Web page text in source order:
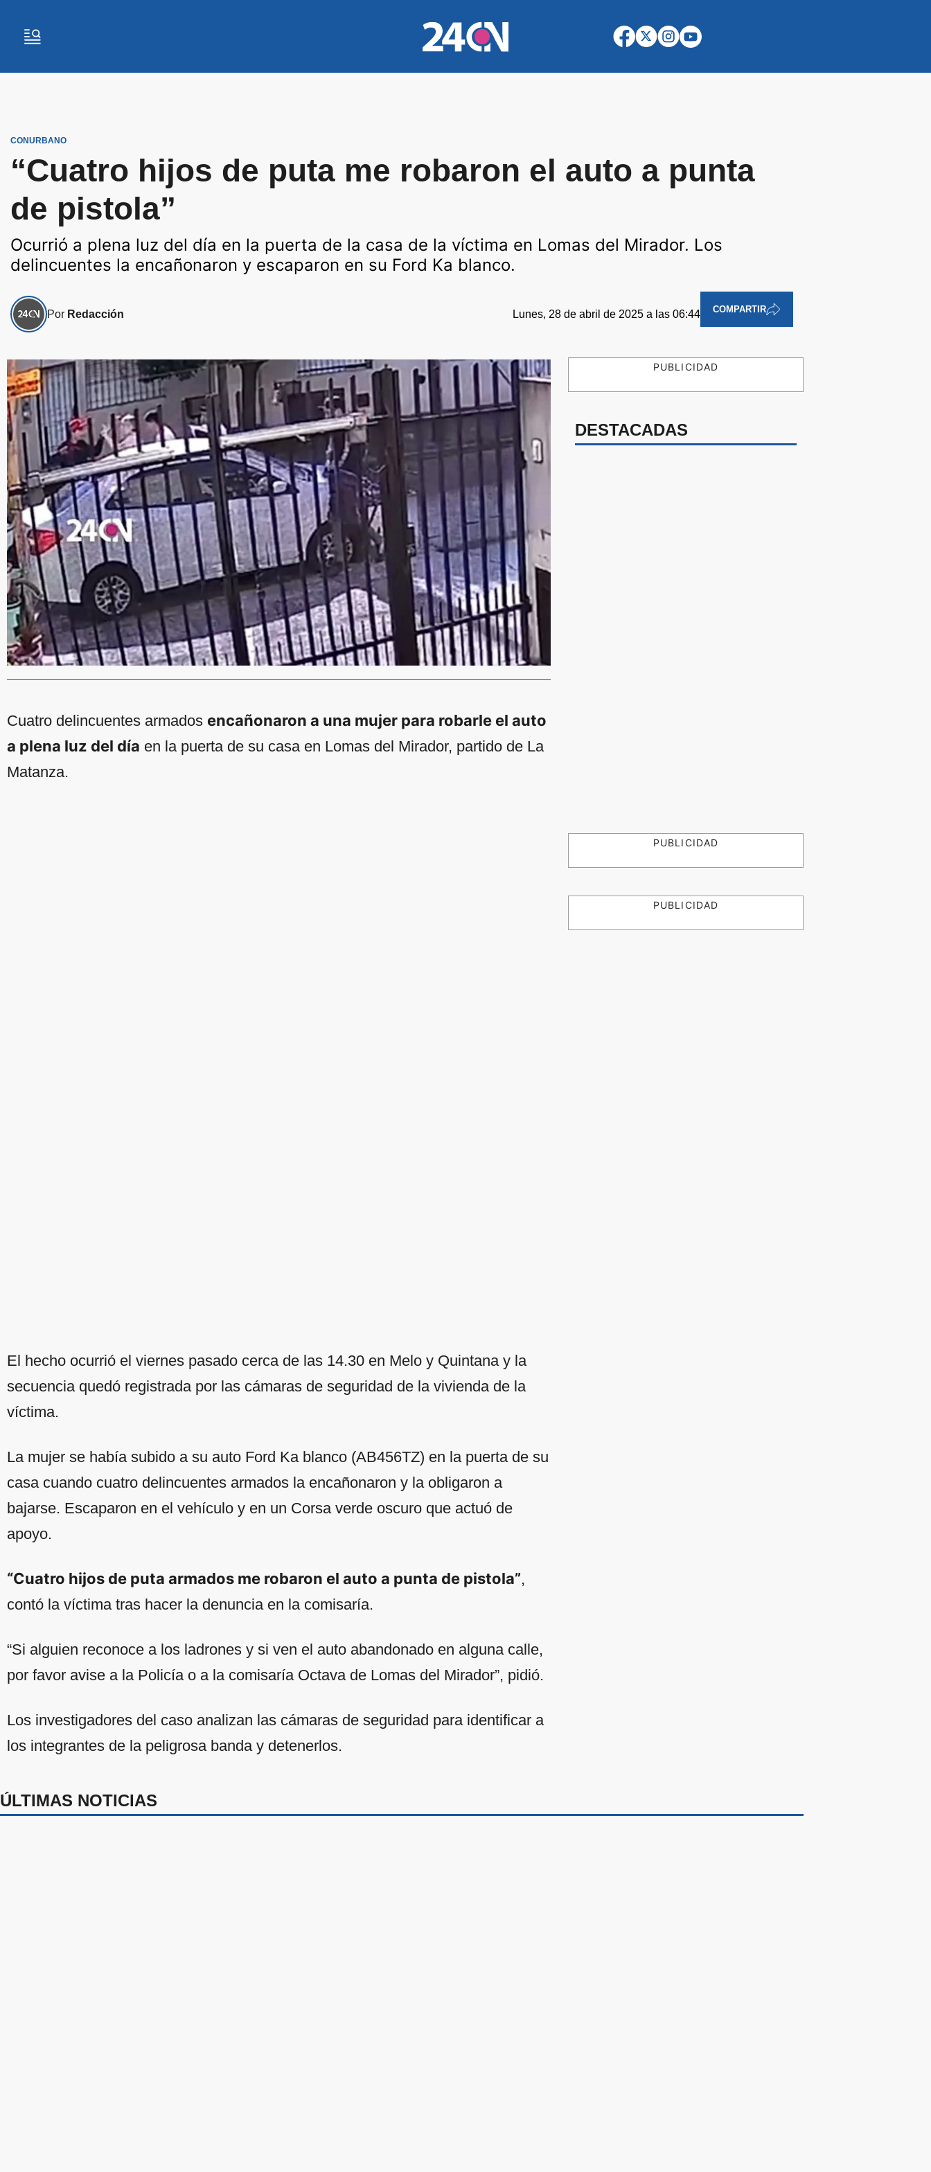
CONURBANO
“Cuatro hijos de puta me robaron el auto a punta
de pistola”
Ocurrió a plena luz del día en la puerta de la casa de la víctima en Lomas del Mirador. Los
delincuentes la encañonaron y escaparon en su Ford Ka blanco.
Por Redacción Lunes, 28 de abril de 2025 a las 06:44 COMPARTIR
Cuatro delincuentes armados encañonaron a una mujer para robarle el auto
a plena luz del día en la puerta de su casa en Lomas del Mirador, partido de La
Matanza.
El hecho ocurrió el viernes pasado cerca de las 14.30 en Melo y Quintana y la
secuencia quedó registrada por las cámaras de seguridad de la vivienda de la
víctima.
La mujer se había subido a su auto Ford Ka blanco (AB456TZ) en la puerta de su
casa cuando cuatro delincuentes armados la encañonaron y la obligaron a
bajarse. Escaparon en el vehículo y en un Corsa verde oscuro que actuó de
apoyo.
“Cuatro hijos de puta armados me robaron el auto a punta de pistola”,
contó la víctima tras hacer la denuncia en la comisaría.
“Si alguien reconoce a los ladrones y si ven el auto abandonado en alguna calle,
por favor avise a la Policía o a la comisaría Octava de Lomas del Mirador”, pidió.
Los investigadores del caso analizan las cámaras de seguridad para identificar a
los integrantes de la peligrosa banda y detenerlos.
PUBLICIDAD
DESTACADAS
PUBLICIDAD
PUBLICIDAD
ÚLTIMAS NOTICIAS